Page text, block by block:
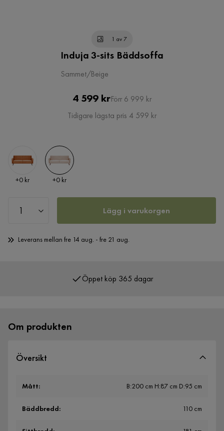
1 av 7
Induja 3-sits Bäddsoffa
Sammet/Beige
Pris
4 599 krOriginal
Pris
Förr 6 999 kr
Tidigare lägsta pris 4 599 kr
Pris
+0 kr Pris
+0 kr
Lägg i varukorgen
Leverans mellan fre 14 aug. - fre 21 aug.
Om produkten
Översikt
Mått: B:200 cm H:87 cm D:95 cm
Bäddbredd: 110 cm